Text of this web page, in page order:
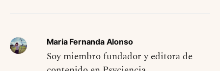
Maria Fernanda Alonso
Soy miembro fundador y editora de